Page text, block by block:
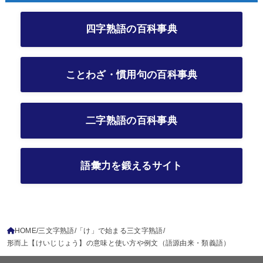
四字熟語の百科事典
ことわざ・慣用句の百科事典
二字熟語の百科事典
語彙力を鍛えるサイト
HOME 三文字熟語 「け」で始まる三文字熟語
形而上【けいじじょう】の意味と使い方や例文（語源由来・類義語）